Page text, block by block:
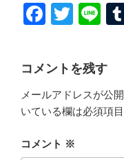
F
c
e
b
o
o
T
tt
er
Li
e
コメントを残す
メールアドレスが公
いている欄は必須項
コメント ※